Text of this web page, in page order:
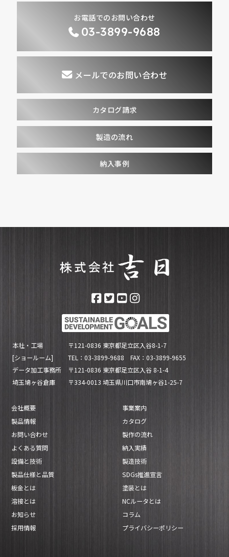
お電話でのお問い合わせ
03-3899-9688
メールでのお問い合わせ
カタログ請求
製造の流れ
納入事例
本社・工場
[ショールーム]
〒121-0836 東京都足立区入谷8-1-7
TEL：03-3899-9688 FAX：03-3899-9655
データ加工事務所
〒121-0836 東京都足立区入谷 8-1-4
埼玉鳩ヶ谷倉庫
〒334-0013 埼玉県川口市南鳩ヶ谷1-25-7
会社概要
事業案内
製品情報
カタログ
お問い合わせ
製作の流れ
よくある質問
納入実績
設備と技術
製造技術
製品仕様と品質
SDGs推進宣言
板金とは
塗装とは
溶接とは
NCルータとは
お知らせ
コラム
採用情報
プライバシーポリシー